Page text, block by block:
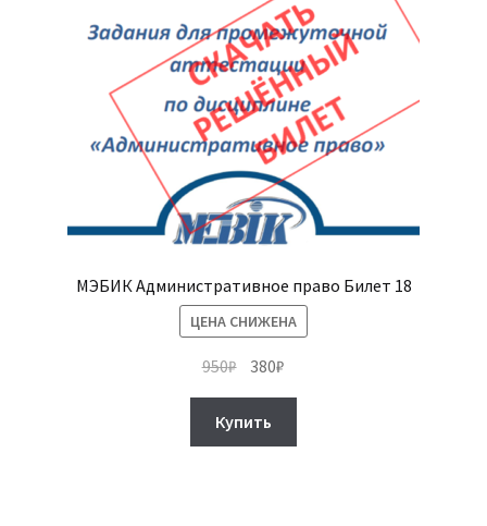
МЭБИК Административное право Билет 18
ЦЕНА СНИЖЕНА
950₽ Первоначальная
составляла
950₽.
380₽
Купить